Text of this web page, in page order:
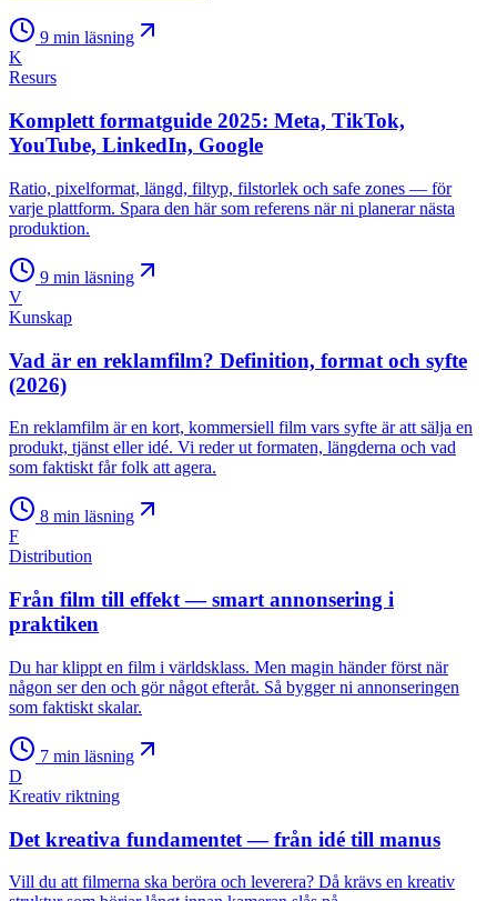
9 min läsning
K
Resurs
Komplett formatguide 2025: Meta, TikTok,
YouTube, LinkedIn, Google
Ratio, pixelformat, längd, filtyp, filstorlek och safe zones — för
varje plattform. Spara den här som referens när ni planerar nästa
produktion.
9 min läsning
V
Kunskap
Vad är en reklamfilm? Definition, format och syfte
(2026)
En reklamfilm är en kort, kommersiell film vars syfte är att sälja en
produkt, tjänst eller idé. Vi reder ut formaten, längderna och vad
som faktiskt får folk att agera.
8 min läsning
F
Distribution
Från film till effekt — smart annonsering i
praktiken
Du har klippt en film i världsklass. Men magin händer först när
någon ser den och gör något efteråt. Så bygger ni annonseringen
som faktiskt skalar.
7 min läsning
D
Kreativ riktning
Det kreativa fundamentet — från idé till manus
Vill du att filmerna ska beröra och leverera? Då krävs en kreativ